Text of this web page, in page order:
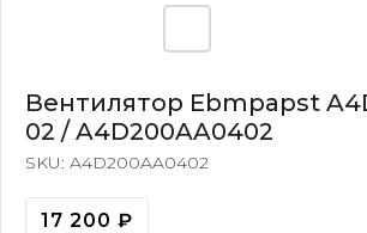
Вентилятор Ebmpapst
02 / A4D200AA0402
SKU: A4D200AA0402
17 200 ₽